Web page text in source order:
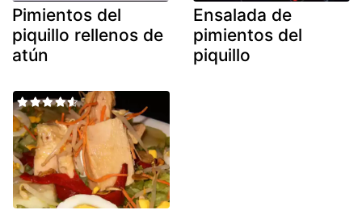
Pimientos del
piquillo rellenos de
atún
Ensalada de
pimientos del
piquillo